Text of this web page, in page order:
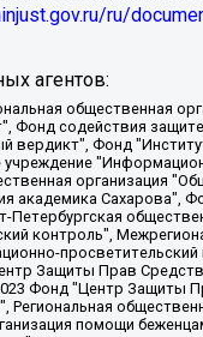
ru/
агентов:
лицо "The Insider SIA", зарегистрированное в Риге, Латвийская Республика (дата регистрации 26.06.2015), являющееся администратором доменного имени интернет-издания "The Insider SIA", https://theins.ru, Постернак Алексей Евгеньевич, Рубин Михаил Аркадьевич, Анин Роман Александрович, Юридическое лицо Istories fonds, зарегистрированное в Латвийской Республике (регистрационный номер 50008295751, дата регистрации 24.02.2020), Великовский Дмитрий Александрович, Долинина Ирина Николаевна, Мароховская Алеся Алексеевна, Шлейнов Роман Юрьевич, Шмагун Олеся Валентиновна, Общество с ограниченной ответственностью "Альтаир 2021", Общество с ограниченной ответственностью "Вега 2021", Общество с ограниченной ответственностью "Главный редактор 2021", Общество с ограниченной ответственностью "Ромашки монолит", Важенков Артем Валерьевич, Ивановская областная общественная организация "Центр гендерных исследований", Гурман Юрий Альбертович, Медиапроект "ОВД-Инфо", Егоров Владимир Владимирович, Жилинский Владимир Александрович, Общество с ограниченной ответственностью "ЗП", Иванова София Юрьевна, Карезина Инна Павловна, Кильтау Екатерина Викторовна, Петров Алексей Викторович, Пискунов Сергей Евгеньевич, Смирнов Сергей Сергеевич, Тихонов Михаил Сергеевич, Общество с ограниченной ответственностью "ЖУРНАЛИСТ-ИНОСТРАННЫЙ АГЕНТ", Арапова Галина Юрьевна, Вольтская Татьяна Анатольевна, Американская компания "Mason G.E.S. Anonymous Foundation" (США), являющаяся владельцем интернет-издания https://mnews.world/, Компания "Stichting Bellingcat", зарегистрированная в Нидерландах (дата регистрации 11.07.2018), Захаров Андрей Вячеславович, Клепиковская Екатерина Дмитриевна, Общество с ограниченной ответственностью "МЕМО", Перл Роман Александрович, Симонов Евгений Алексеевич, Соловьева Елена Анатольевна, Сотников Даниил Владимирович, Сурначева Елизавета Дмитриевна, Автономная некоммерческая организация по защите прав человека и информированию населения "Якутия – Наше Мнение", Общество с ограниченной ответственностью "Москоу диджитал медиа", с 26.01.2023 Общество с ограниченной ответственностью "Чайка Белые сады", Ветошкина Валерия Валерьевна, Заговора Максим Александрович, Межрегиональное общественное движение "Российская ЛГБТ - сеть", Оленичев Максим Владимирович, Павлов Иван Юрьевич, Скворцова Елена Сергеевна, Общество с ограниченной ответственностью "Как бы инагент", Кочетков Игорь Викторович, Общество с ограниченной ответственностью "Честные выборы", Еланчик Олег Александрович, Общество с ограниченной ответственностью "Нобелевский призыв", Гималова Регина Эмилевна, Григорьев Андрей Валерьевич, Григорьева Алина Александровна, Ассоциация по содействию защите прав призывников, альтернативнослужащих и военнослужащих "Правозащитная группа "Гражданин.Армия.Право", Хисамова Регина Фаритовна, Автономная некоммерческая организация по реализации социально-правовых программ "Лилит", Дальневосточное общественное движение "Маяк", Санкт-Петербургская ЛГБТ-инициативная группа "Выход", Инициативная группа ЛГБТ+ "Реверс", Алексеев Андрей Викторович, Бекбулатова Таисия Львовна, Беляев Иван Михайлович, Владыкина Елена Сергеевна, Гельман Марат Александрович, Никульшина Вероника Юрьевна, Толоконникова Надежда Андреевна, Шендерович Виктор Анатольевич, Общество с ограниченной ответственностью "Данное сообщение", Общество с ограниченной ответственностью Издательский дом "Новая глава", Айнбиндер Александра Александровна, Московский комьюнити-центр для ЛГБТ+инициатив, Благотворительный фонд развития филантропии, Deutsche Welle (Германия, Kurt-Schumacher-Strasse 3, 53113 Bonn), Борзунова Мария Михайловна, Воробьев Виктор Викторович, Голубева Анна Львовна, Константинова Алла Михайловна, Малкова Ирина Владимировна, Мурадов Мурад Абдулгалимович, Осетинская Елизавета Николаевна, Понасенков Евгений Николаевич, Ганапольский Матвей Юрьевич, Киселев Евгений Алексеевич, Борухович Ирина Григорьевна, Дремин Иван Тимофеевич, Дубровский Дмитрий Викторович, Красноярская региональная общественная организация поддержки и развития альтернативных образовательных технологий и межкультурных коммуникаций "ИНТЕРРА", Маяковская Екатерина Алексеевна, Фейгин Марк Захарович, Филимонов Андрей Викторович, Дзугкоева Регина Николаевна, Доброхотов Роман Александрович, Дудь Юрий Александрович, Елкин Сергей Владимирович, Кругликов Кирилл Игоревич, Сабунаева Мария Леонидовна, Семенов Алексей Владимирович, Шаинян